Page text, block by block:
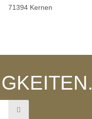
71394 Kernen